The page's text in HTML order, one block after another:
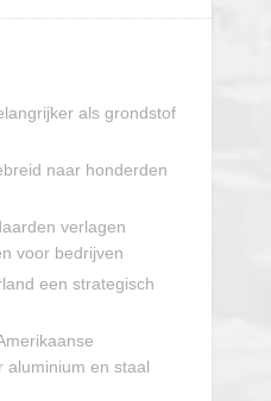
als grondstof
naar honderden
verlagen
voor bedrijven
een strategisch
aluminium en staal